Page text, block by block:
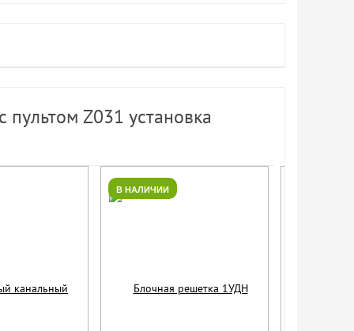
Z031 установка
В НАЛИЧИИ